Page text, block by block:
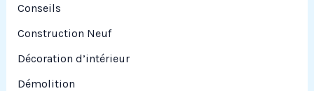
Conseils
Construction Neuf
Décoration d’intérieur
Démolition